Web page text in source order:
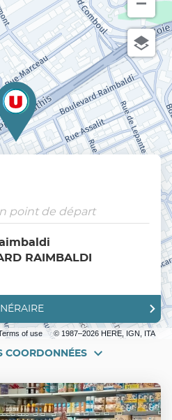
of use © 1987–2026 HERE, IGN, ITA
RAIMBALDI
JUSQU'AU
POINT
DE
UTILE
COORDONNÉES